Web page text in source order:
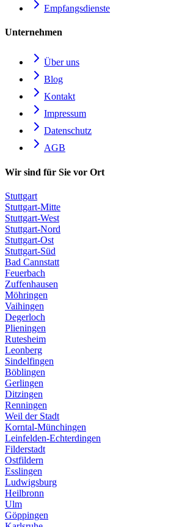
Empfangsdienste
Unternehmen
Über uns
Blog
Kontakt
Impressum
Datenschutz
AGB
Wir sind für Sie vor Ort
Stuttgart
Stuttgart-Mitte
Stuttgart-West
Stuttgart-Nord
Stuttgart-Ost
Stuttgart-Süd
Bad Cannstatt
Feuerbach
Zuffenhausen
Möhringen
Vaihingen
Degerloch
Plieningen
Rutesheim
Leonberg
Sindelfingen
Böblingen
Gerlingen
Ditzingen
Renningen
Weil der Stadt
Korntal-Münchingen
Leinfelden-Echterdingen
Filderstadt
Ostfildern
Esslingen
Ludwigsburg
Heilbronn
Ulm
Göppingen